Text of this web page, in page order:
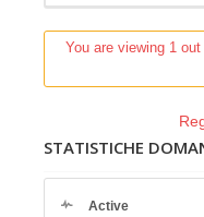
You are viewing 1
STATISTICHE
Active